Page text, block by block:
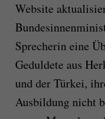
Website
Sprecherin eine
Geduldete aus
und der Türkei,
Ausbildung nicht